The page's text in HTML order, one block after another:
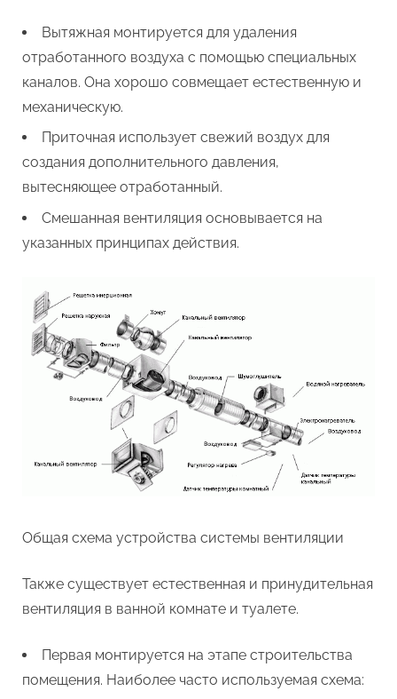
Вытяжная монтируется для удаления
отработанного воздуха с помощью специальных
каналов. Она хорошо совмещает естественную и
механическую.
Приточная использует свежий воздух для
создания дополнительного давления,
вытесняющее отработанный.
Смешанная вентиляция основывается на
указанных принципах действия.
Общая схема устройства системы вентиляции
Также существует естественная и принудительная
вентиляция в ванной комнате и туалете.
Первая монтируется на этапе строительства
помещения. Наиболее часто используемая схема: